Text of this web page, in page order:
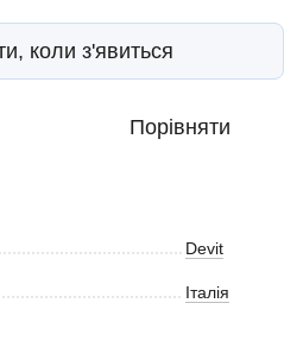
коли з'явиться
Порівняти
Devit
Італія